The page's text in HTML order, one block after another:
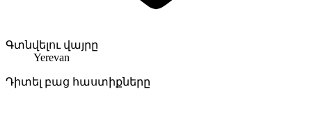
Գտնվելու վայրը
Yerevan
Դիտել բաց հաստիքները